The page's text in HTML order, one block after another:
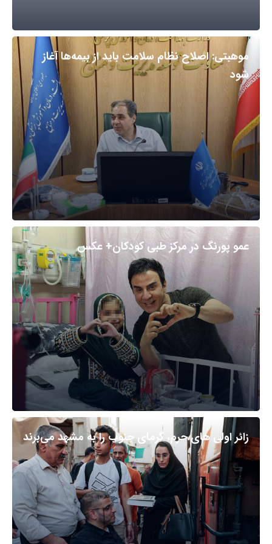
موهبتی: اصلاح نظام سلامت باید از بیمه‌ها آغاز
شود
عمو پورنگ در مرکز طبی کودکان+ عکس
زائر اولی های حرم، گرمای جنوب را به مشهد می‌برند